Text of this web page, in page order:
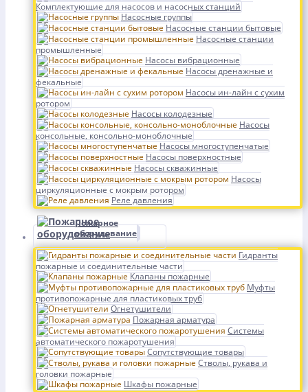
Комплектующие для насосов и насосных станций
Насосные группы
Насосные станции бытовые
Насосные станции
промышленные
Насосы вибрационные
Насосы дренажные и
фекальные
Насосы ин-лайн с сухим
ротором
Насосы колодезные
Насосы
консольные, консольно-моноблочные
Насосы многоступенчатые
Насосы поверхностные
Насосы скважинные
Насосы
циркуляционные с мокрым ротором
Реле давления
Пожарное
оборудование
Гидранты
пожарные и соединительные части
Клапаны пожарные
Муфты
противопожарные для пластиковых труб
Огнетушители
Пожарная арматура
Системы
автоматического пожаротушения
Сопутствующие товары
Стволы, рукава и
головки пожарные
Шкафы пожарные